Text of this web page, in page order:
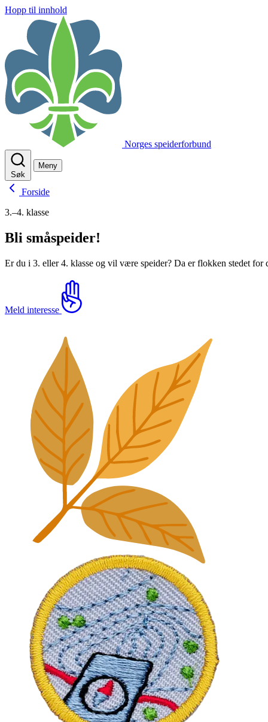
Hopp til innhold
Norges speiderforbund
Søk
Meny
Forside
3.–4. klasse
Bli småspeider!
Er du i 3. eller 4. klasse og vil være speider? Da er flokken stedet for
Meld interesse